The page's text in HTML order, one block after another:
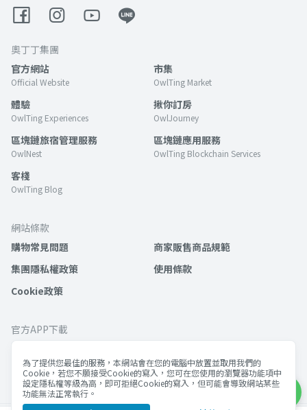
奧丁丁集團
官方網站
Official Website
市集
OwlTing Market
體驗
OwlTing Experiences
揪你訂房
OwlJourney
區塊鏈旅宿管理服務
OwlNest
區塊鏈應用服務
OwlTing Blockchain Services
客棧
OwlTing Blog
網站條款
購物常見問題
商家販售商品規範
集團隱私權政策
使用條款
Cookie政策
官方APP下載
為了提供您最佳的服務，本網站會在您的電腦中放置並取用我們的
Cookie，若您不願接受Cookie的寫入，您可在您使用的瀏覽器功能項中
設定隱私權等級為高，即可拒絕Cookie的寫入，但可能會導致網站某些
功能無法正常執行。